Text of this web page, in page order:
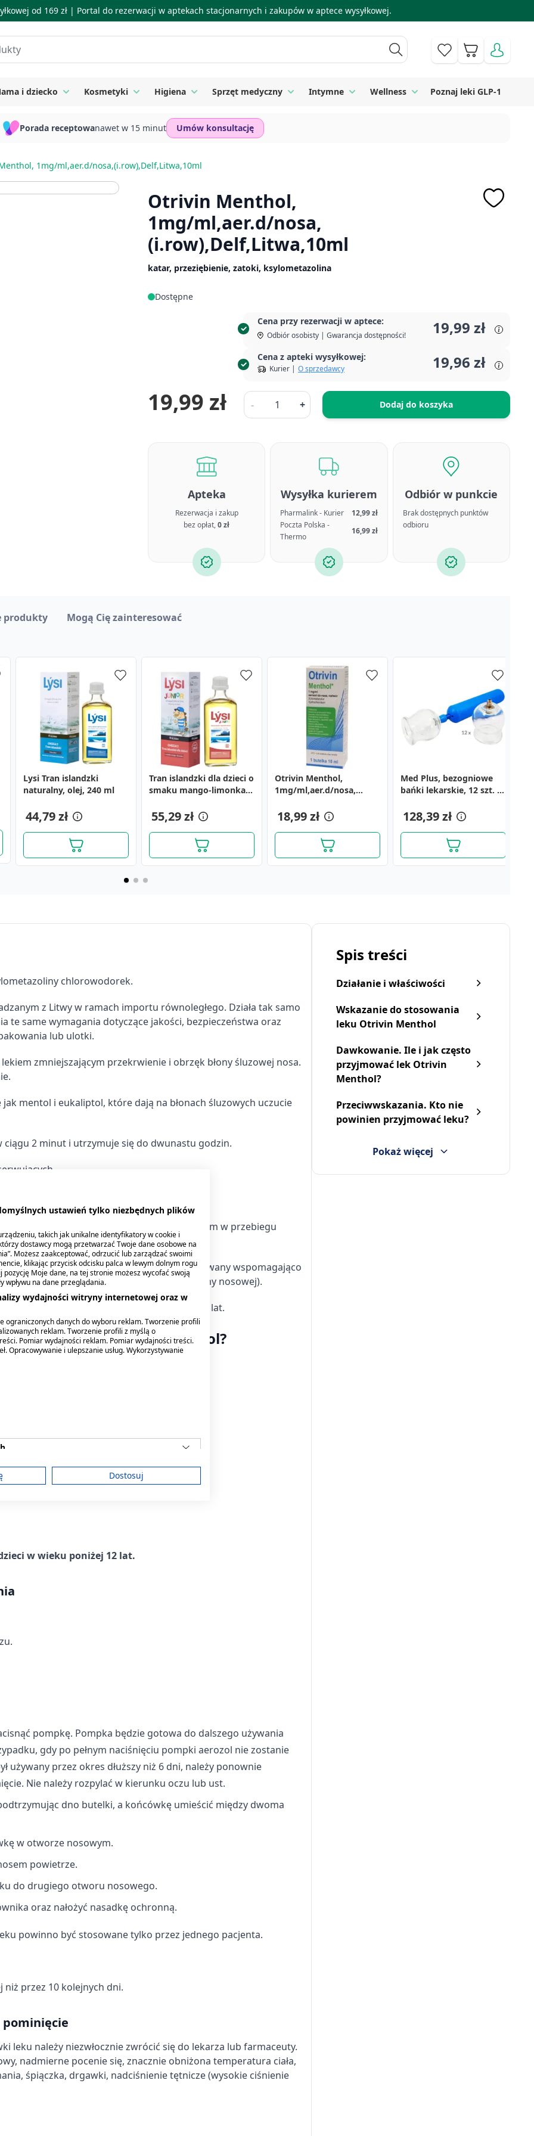
od 169 zł | Portal do rezerwacji w aptekach stacjonarnych i zakupów w aptece wysyłkowej.
Koszyk
submenu for Suplementy
i dziecko Toggle submenu for Mama i dziecko
Kosmetyki Toggle submenu for Kosmetyki
Higiena Toggle submenu for Higiena
Sprzęt medyczny Toggle submenu for Sprzęt medyczny
Intymne Toggle submenu for Intymne
Wellness Toggle submenu for Wellness
Poznaj leki GLP-1
Porada receptowanawet w 15 minut Umów konsultację
1mg/ml,aer.d/nosa,(i.row),Delf,Litwa,10ml
Otrivin Menthol,
1mg/ml,aer.d/nosa,
(i.row),Delf,Litwa,10ml
katar, przeziębienie, zatoki, ksylometazolina
Dostępne
Cena przy rezerwacji w aptece:
Odbiór osobisty | Gwarancja dostępności! 19,99 zł
Cena z apteki wysyłkowej:
Kurier | O sprzedawcy 19,96 zł
19,99 zł -
Ilość
+ Dodaj do koszyka
Apteka
Rezerwacja i zakup
bez opłat,0 zł
Wysyłka kurierem
Pharmalink - Kurier
12,99 zł
Poczta Polska -
Thermo
16,99 zł
Odbiór w punkcie
Brak dostępnych punktów
odbioru
Lysi Tran islandzki
naturalny, olej, 240 ml
44,79 zł
Tran islandzki dla dzieci o
smaku mango-limonka,
55,29 zł
Otrivin Menthol,
1mg/ml,aer.d/nosa,
18,99 zł
Med Plus, bezogniowe
bańki lekarskie, 12 szt. +
128,39 zł
produkty Mogą Cię zainteresować
mg/ml,aer.do nosa, 10 ml
mg/ml, aer.do nosa, 10
Otrivin Regeneracja, (1
mg+50 mg)/ml, aer.do
Otrivin Menthol,
1mg/ml,aer.d/nosa,
Otrivin Menthol,
1mg/ml,aer.d/nosa,
21,19 zł
Novativ Na zatoki Hot,
proszek, 10 saszetek
Spis treści
Działanie i właściwości
Wskazanie do stosowania
leku Otrivin Menthol
Dawkowanie. Ile i jak często
przyjmować lek Otrivin
Menthol?
Przeciwwskazania. Kto nie
powinien przyjmować leku?
Pokaż więcej
chlorowodorek.
z Litwy w ramach importu równoległego. Działa tak samo
te same wymagania dotyczące jakości, bezpieczeństwa oraz
lub ulotki.
zmniejszającym przekrwienie i obrzęk błony śluzowej nosa.
mentol i eukaliptol, które dają na błonach śluzowych uczucie
2 minut i utrzymuje się do dwunastu godzin.
Otrivin Menthol
błony śluzowej nosa występującym w przebiegu
błony śluzowej nosa, zapalenia zatok.
jamy nosowo-gardłowej, lek może być stosowany wspomagająco
ułatwia wziernikowanie nosa (badanie jamy nosowej).
u dorosłych i młodzieży w wieku powyżej 12 lat.
lek Otrivin Menthol?
prowadzący.
otworu nosowego do 3 razy na dobę.
przed pójściem spać.
w wieku poniżej 12 lat.
pompkę. Pompka będzie gotowa do dalszego używania
gdy po pełnym naciśnięciu pompki aerozol nie zostanie
używany przez okres dłuższy niż 6 dni, należy ponownie
Nie należy rozpylać w kierunku oczu lub ust.
dno butelki, a końcówkę umieścić między dwoma
w otworze nosowym.
powietrze.
do drugiego otworu nosowego.
oraz nałożyć nasadkę ochronną.
powinno być stosowane tylko przez jednego pacjenta.
niż przez 10 kolejnych dni.
leku należy niezwłocznie zwrócić się do lekarza lub farmaceuty.
nadmierne pocenie się, znacznie obniżona temperatura ciała,
śpiączka, drgawki, nadciśnienie tętnicze (wysokie ciśnienie
ustawień tylko niezbędnych plików
takich jak unikalne identyfikatory w cookie i
dostawcy mogą przetwarzać Twoje dane osobowe na
Możesz zaakceptować, odrzucić lub zarządzać swoimi
klikając przycisk odcisku palca w lewym dolnym rogu
Moje dane, na tej stronie możesz wycofać swoją
wpływu na dane przeglądania.
wydajności witryny internetowej oraz w
ograniczonych danych do wyboru reklam. Tworzenie profili
reklam. Tworzenie profili z myślą o
Pomiar wydajności reklam. Pomiar wydajności treści.
Opracowywanie i ulepszanie usług. Wykorzystywanie
z różnych źródeł
informacji
Dostosuj